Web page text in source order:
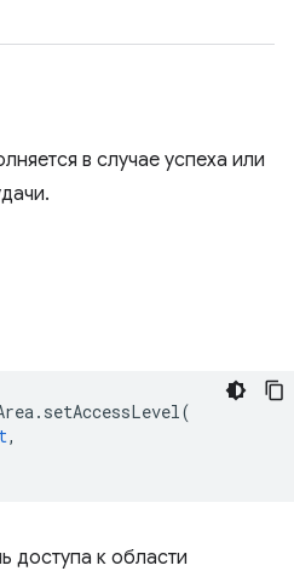
в случае успеха или
. setAccessLevel(
,
доступа к области